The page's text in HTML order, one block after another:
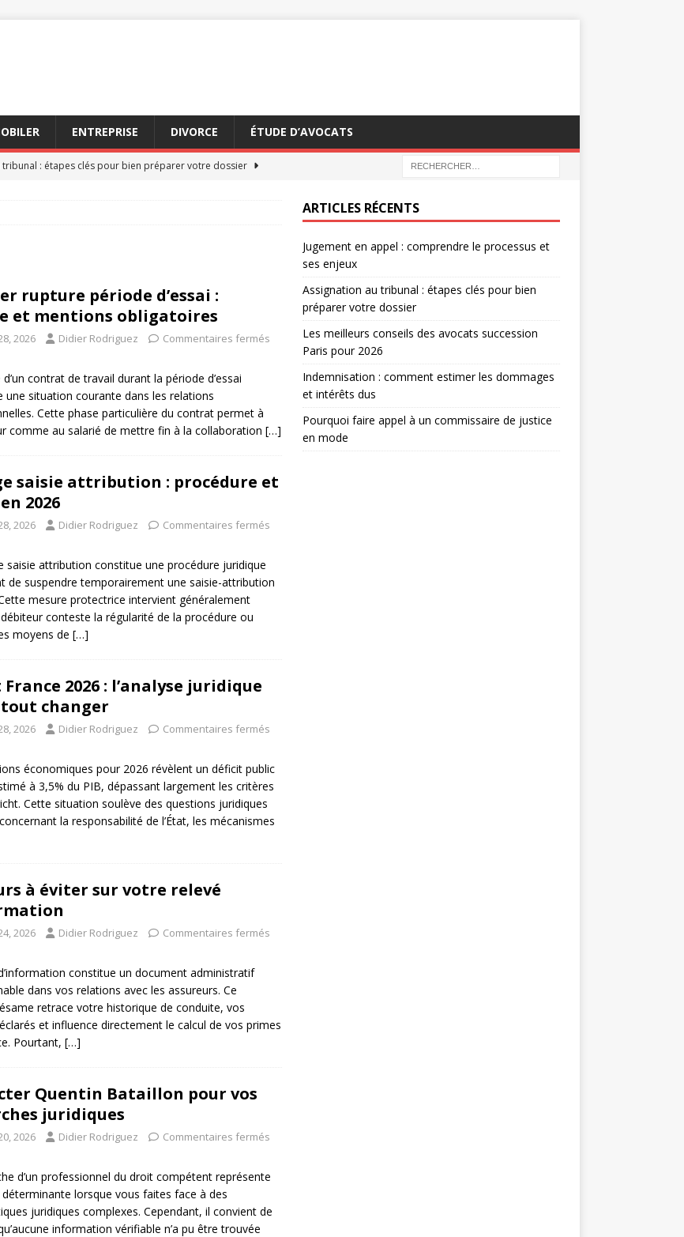
ENTREPRISE DIVORCE ÉTUDE D’AVOCATS
tribunal : étapes clés pour bien préparer votre dossier
comment estimer les dommages et intérêts dus
: comprendre le processus et ses enjeux DROIT
rupture période d’essai :
et mentions obligatoires
2026 Didier Rodriguez Commentaires fermés
contrat de travail durant la période d’essai
une situation courante dans les relations
Cette phase particulière du contrat permet à
comme au salarié de mettre fin à la collaboration […]
saisie attribution : procédure et
2026
2026 Didier Rodriguez Commentaires fermés
saisie attribution constitue une procédure juridique
de suspendre temporairement une saisie-attribution
mesure protectrice intervient généralement
conteste la régularité de la procédure ou
moyens de […]
2026 : l’analyse juridique
changer
2026 Didier Rodriguez Commentaires fermés
économiques pour 2026 révèlent un déficit public
à 3,5% du PIB, dépassant largement les critères
Cette situation soulève des questions juridiques
la responsabilité de l’État, les mécanismes
à éviter sur votre relevé
2026 Didier Rodriguez Commentaires fermés
constitue un document administratif
dans vos relations avec les assureurs. Ce
retrace votre historique de conduite, vos
et influence directement le calcul de vos primes
Pourtant, […]
Quentin Bataillon pour vos
juridiques
2026 Didier Rodriguez Commentaires fermés
d’un professionnel du droit compétent représente
lorsque vous faites face à des
juridiques complexes. Cependant, il convient de
information vérifiable n’a pu être trouvée
ARTICLES RÉCENTS
Jugement en appel : comprendre le processus et
ses enjeux
Assignation au tribunal : étapes clés pour bien
préparer votre dossier
Les meilleurs conseils des avocats succession
Paris pour 2026
Indemnisation : comment estimer les dommages
et intérêts dus
Pourquoi faire appel à un commissaire de justice
en mode